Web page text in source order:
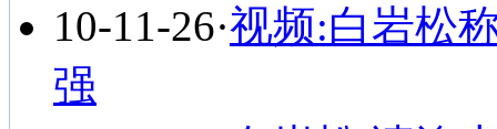
10-11-26·视频:白岩松
强